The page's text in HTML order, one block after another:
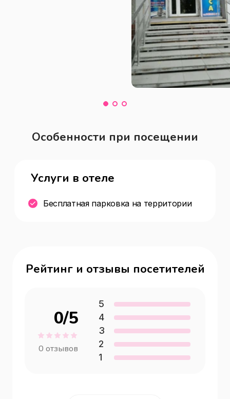
Особенности при посещении
Услуги в отеле
Бесплатная парковка на территории
Рейтинг и отзывы посетителей
0/5
0 отзывов
5
4
3
2
1